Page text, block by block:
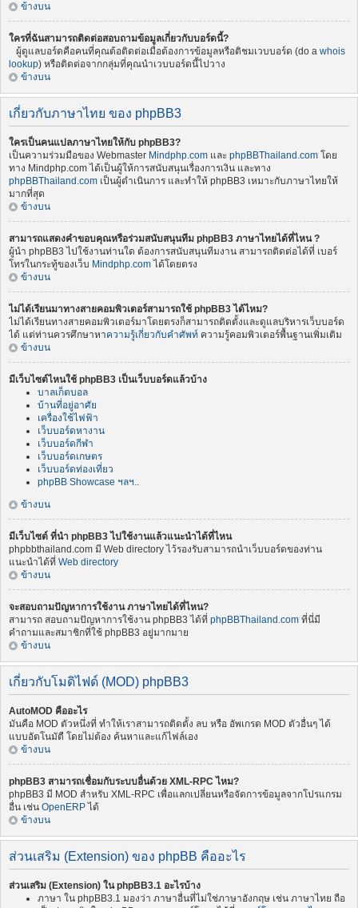
ข้างบน
ใครที่ฉันสามารถติดต่อสอบถามข้อมูลเกี่ยวกับบอร์ดนี้?
ผู้ดูแลบอร์ดคือคนที่คุณต้อติดต่อเมื่อต้องการข้อมูลหรือติชมเวบบอร์ด (do a whois
lookup) หรือติดต่อจากกลุ่มที่คุณนำเวบบอร์ดนี้ไปวาง
ข้างบน
เกี่ยวกับภาษาไทย ของ phpBB3
ใครเป็นคนแปลภาษาไทยให้กับ phpBB3?
เป็นความร่วมมือของ Webmaster Mindphp.com และ phpBBThailand.com โดย
ทาง Mindphp.com ได้เป็นผู้ให้การสนับสนุนเรื่องการเงิน และทาง
phpBBThailand.com เป็นผู้ดำเนินการ และทำให้ phpBB3 เหมาะกับภาษาไทยให้
มากที่สุด
ข้างบน
สามารถแสดงคำขอบคุณหรือร่วมสนับสนุนทีม phpBB3 ภาษาไทยได้ที่ไหน ?
ผู้นำ phpBB3 ไปใช้งานท่านใด ต้องการสนับสนุนทีมงาน สามารถติดต่อได้ที่ เบอร์
โทรในกระทู้ของเว็บ Mindphp.com ได้โดยตรง
ข้างบน
ไม่ได้เรียนมาทางสายคอมพิวเตอร์สามารถใช้ phpBB3 ได้ไหม?
ไม่ได้เรียนทางสายคอมพิวเตอร์มาโดยตรงก็สามารถติดตั้งและดูแลบริหารเว็บบอร์ด
ได้ แต่ท่านควรศึกษาหาความรู้เกี่ยวกับคำศัพท์ ความรู้คอมพิวเตอร์พื้นฐานเพิ่มเติม
ข้างบน
มีเว็บไซต์ไหนใช้ phpBB3 เป็นเว็บบอร์ดแล้วบ้าง
บาลเก็ตบอล
บ้านที่อยู่อาศัย
เครื่องใช้ไฟฟ้า
เว็บบอร์ดหางาน
เว็บบอร์ดกีฬา
เว็บบอร์ดเกษตร
เว็บบอร์ดท่องเที่ยว
phpBB Showcase ฯลฯ..
ข้างบน
มีเว็บไซต์ ที่นำ phpBB3 ไปใช้งานแล้วแนะนำได้ที่ไหน
phpbbthailand.com มี Web directory ไว้รองรับสามารถนำเว็บบอร์ดของท่าน
แนะนำได้ที่ Web directory
ข้างบน
จะสอบถามปัญหาการใช้งาน ภาษาไทยได้ที่ไหน?
สามารถ สอบถามปัญหาการใช้งาน phpBB3 ได้ที่ phpBBThailand.com ที่นี่มี
คำถามและสมาชิกที่ใช้ phpBB3 อยู่มากมาย
ข้างบน
เกี่ยวกับโมดิไฟด์ (MOD) phpBB3
AutoMOD คืออะไร
มันคือ MOD ตัวหนึ่งที่ ทำให้เราสามารถติดตั้ง ลบ หรือ อัพเกรด MOD ตัวอื่นๆ ได้
แบบอัตโนมัตื โดยไม่ต้อง ค้นหาและแก้ไฟล์เอง
ข้างบน
phpBB3 สามารถเชื่อมกับระบบอื่นด้วย XML-RPC ไหม?
phpBB3 มี MOD สำหรับ XML-RPC เพื่อแลกเปลี่ยนหรือจัดการข้อมูลจากโปรแกรม
อื่น เช่น OpenERP ได้
ข้างบน
ส่วนเสริม (Extension) ของ phpBB คืออะไร
ส่วนเสริม (Extension) ใน phpBB3.1 อะไรบ้าง
ภาษา ใน phpBB3.1 มองว่า ภาษาอื่นที่ไม่ใช่ภาษาอังกฤษ เช่น ภาษาไทย ถือ